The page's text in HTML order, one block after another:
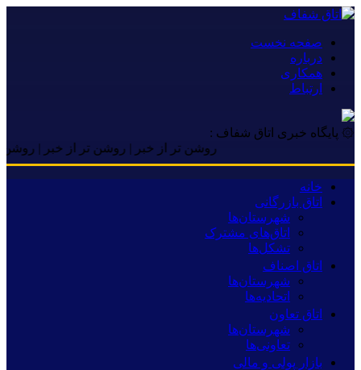
صفحه نخست
درباره
همکاری
ارتباط
۞ پایگاه خبری اتاق شفاف :
روشن تر از خبر | روشن تر از خبر | روشن
خانه
اتاق بازرگانی
شهرستان‌ها
اتاق‌های مشترک
تشکل‌ها
اتاق اصناف
شهرستان‌ها
اتحادیه‌ها
اتاق تعاون
شهرستان‌ها
تعاونی‌ها
بازار پولی و مالی